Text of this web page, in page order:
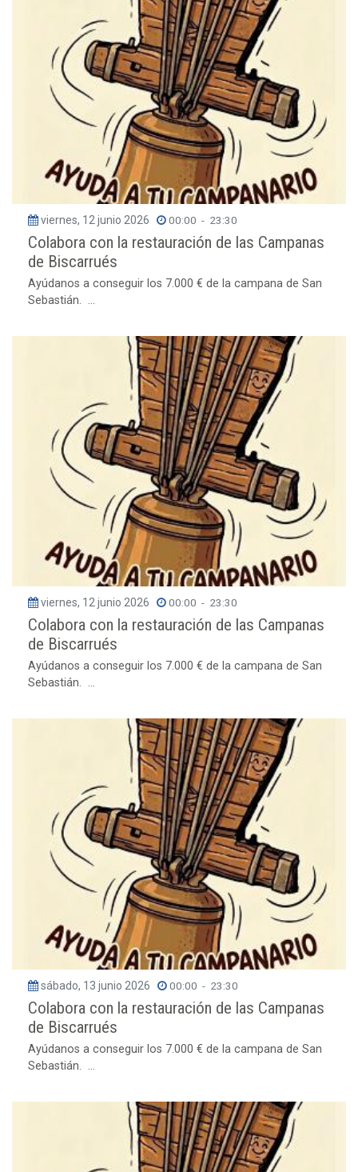
viernes, 12 junio 2026 00:00 - 23:30
Colabora con la restauración de las Campanas
de Biscarrués
Ayúdanos a conseguir los 7.000 € de la campana de San
Sebastián. ...
viernes, 12 junio 2026 00:00 - 23:30
Colabora con la restauración de las Campanas
de Biscarrués
Ayúdanos a conseguir los 7.000 € de la campana de San
Sebastián. ...
sábado, 13 junio 2026 00:00 - 23:30
Colabora con la restauración de las Campanas
de Biscarrués
Ayúdanos a conseguir los 7.000 € de la campana de San
Sebastián. ...